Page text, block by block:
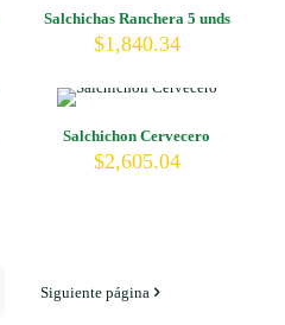
Salchichas Ranchera 5 unds
$1,840.34
Salchichon Cervecero
$2,605.04
Siguiente página